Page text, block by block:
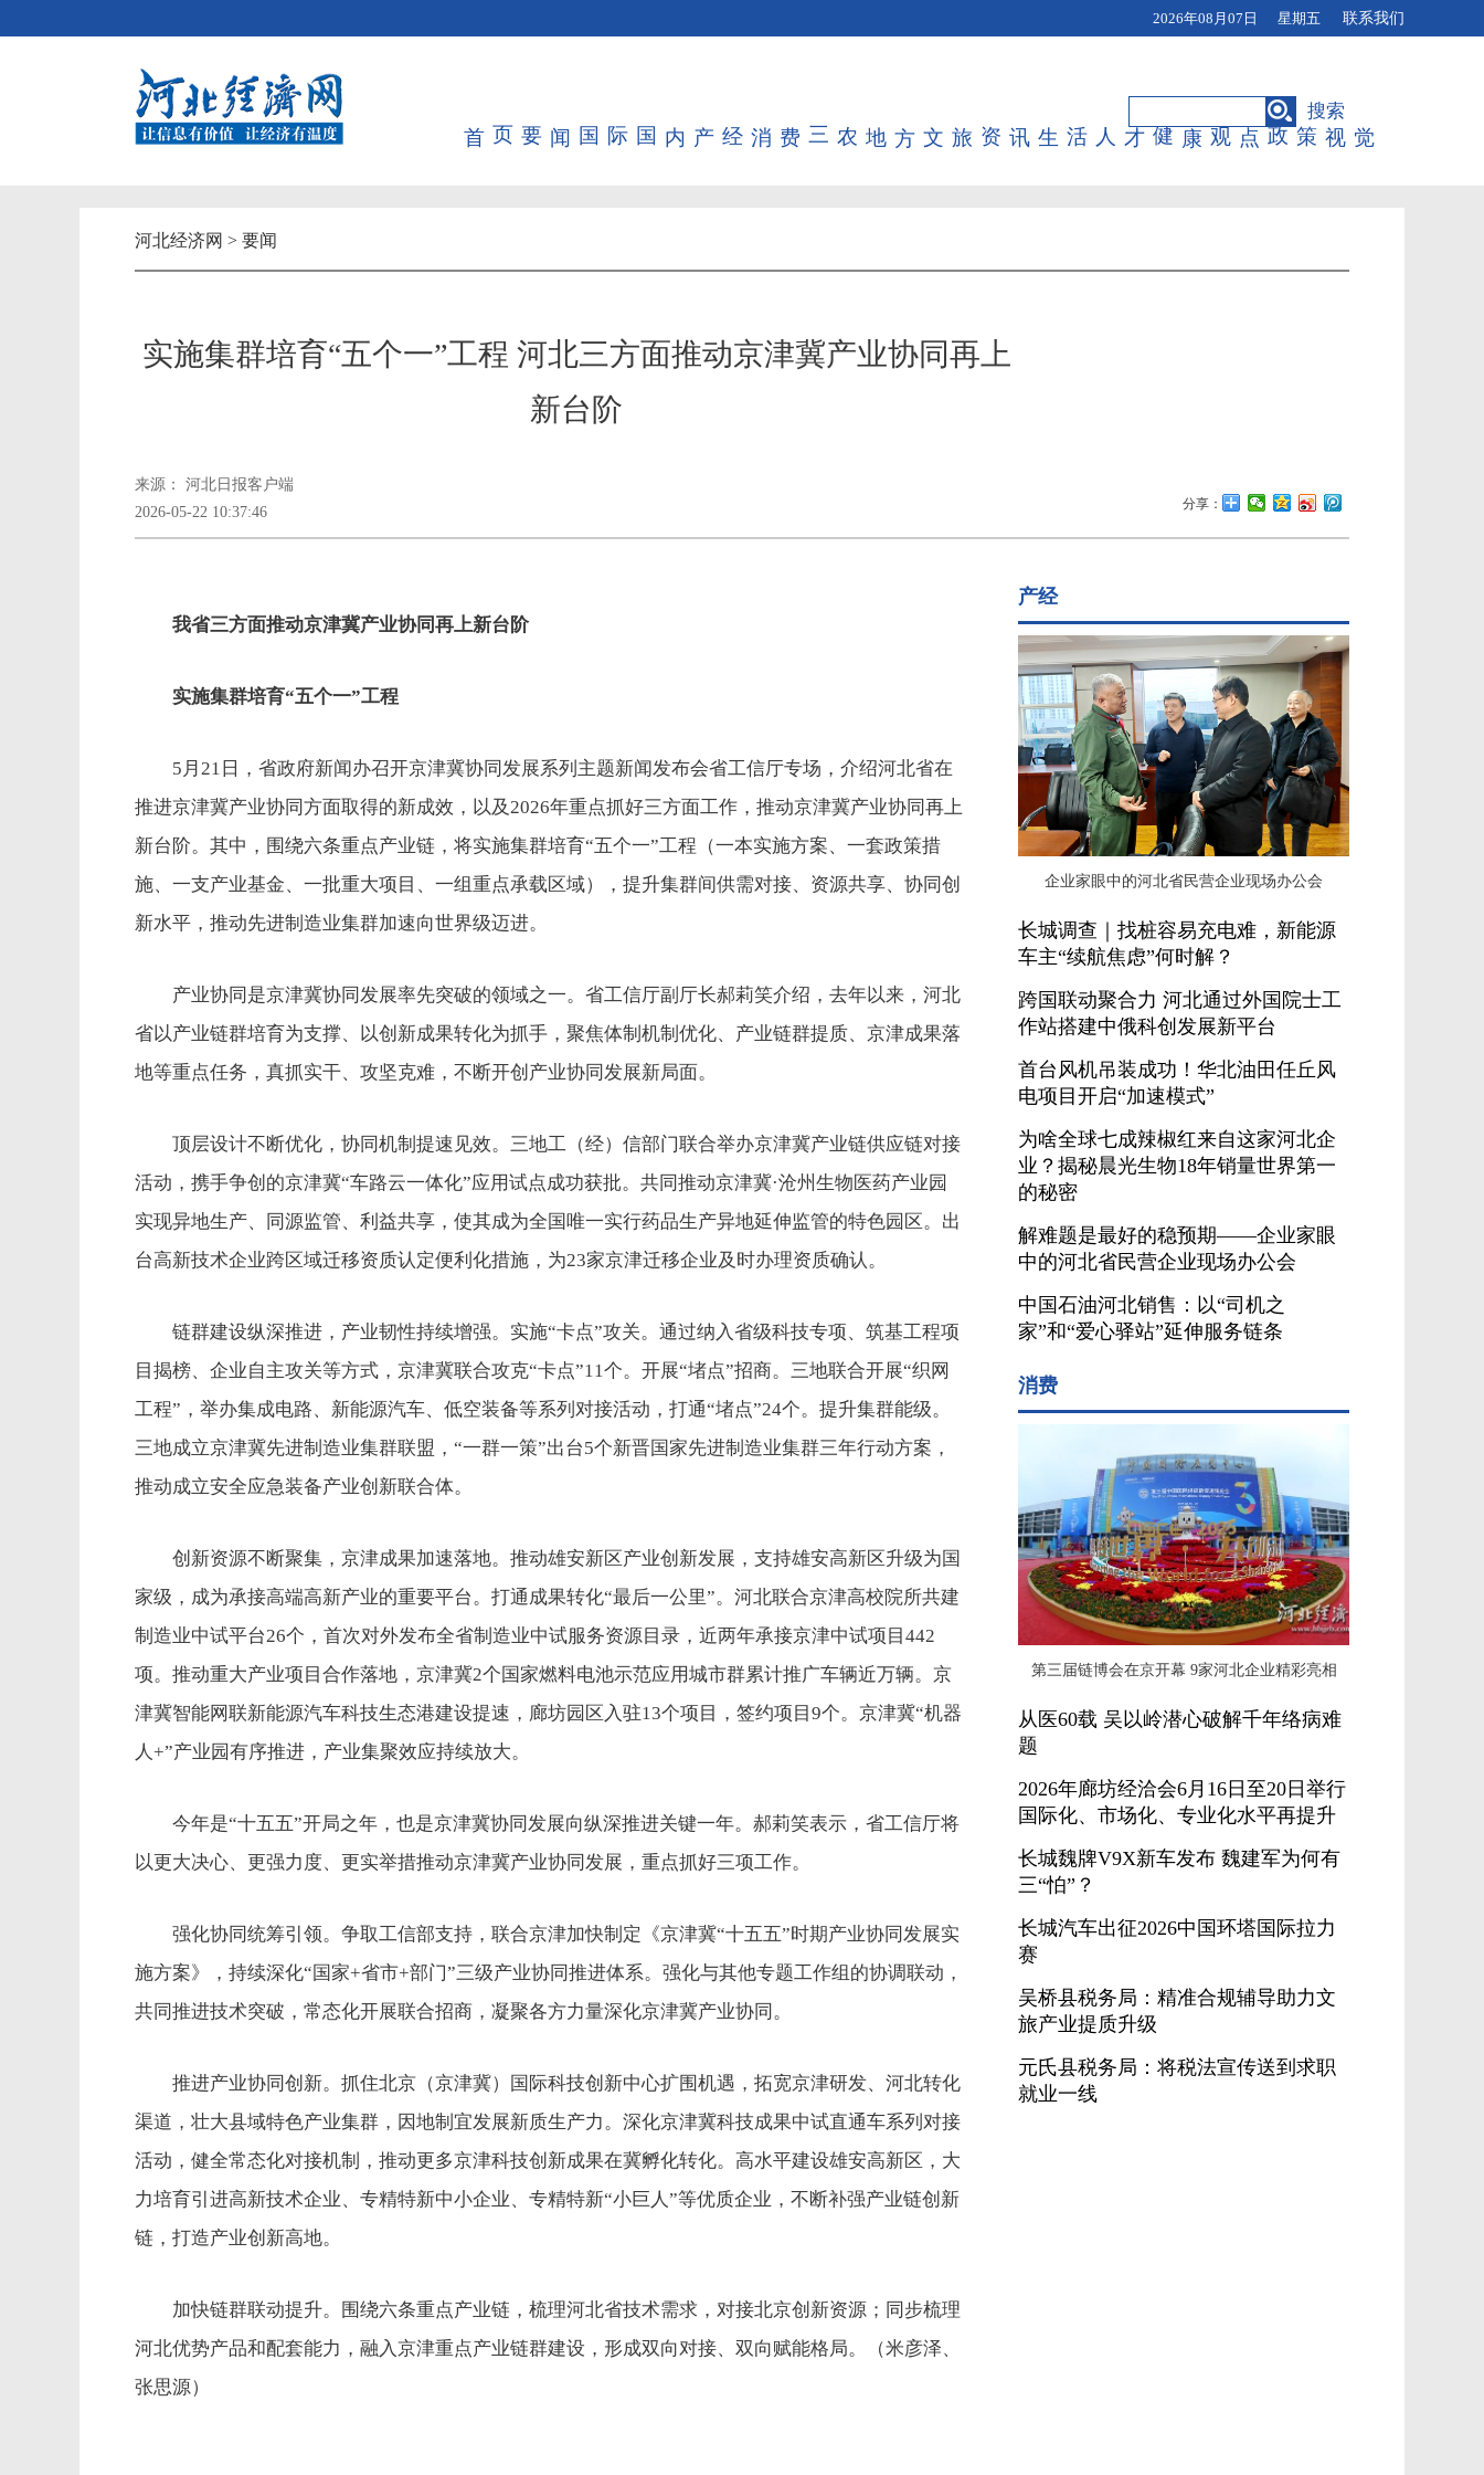
2026年08月07日 星期五 联系我们
政策搜索
河北经济网 > 要闻
实施集群培育“五个一”工程 河北三方面推动京津冀产业协同再上
新台阶
来源： 河北日报客户端
2026-05-22 10:37:46
分享：
我省三方面推动京津冀产业协同再上新台阶
实施集群培育“五个一”工程
5月21日，省政府新闻办召开京津冀协同发展系列主题新闻发布会省工信厅专场，介绍河北省在
推进京津冀产业协同方面取得的新成效，以及2026年重点抓好三方面工作，推动京津冀产业协同再上
新台阶。其中，围绕六条重点产业链，将实施集群培育“五个一”工程（一本实施方案、一套政策措
施、一支产业基金、一批重大项目、一组重点承载区域），提升集群间供需对接、资源共享、协同创
新水平，推动先进制造业集群加速向世界级迈进。
产业协同是京津冀协同发展率先突破的领域之一。省工信厅副厅长郝莉笑介绍，去年以来，河北
省以产业链群培育为支撑、以创新成果转化为抓手，聚焦体制机制优化、产业链群提质、京津成果落
地等重点任务，真抓实干、攻坚克难，不断开创产业协同发展新局面。
顶层设计不断优化，协同机制提速见效。三地工（经）信部门联合举办京津冀产业链供应链对接
活动，携手争创的京津冀“车路云一体化”应用试点成功获批。共同推动京津冀·沧州生物医药产业园
实现异地生产、同源监管、利益共享，使其成为全国唯一实行药品生产异地延伸监管的特色园区。出
台高新技术企业跨区域迁移资质认定便利化措施，为23家京津迁移企业及时办理资质确认。
链群建设纵深推进，产业韧性持续增强。实施“卡点”攻关。通过纳入省级科技专项、筑基工程项
目揭榜、企业自主攻关等方式，京津冀联合攻克“卡点”11个。开展“堵点”招商。三地联合开展“织网
工程”，举办集成电路、新能源汽车、低空装备等系列对接活动，打通“堵点”24个。提升集群能级。
三地成立京津冀先进制造业集群联盟，“一群一策”出台5个新晋国家先进制造业集群三年行动方案，
推动成立安全应急装备产业创新联合体。
创新资源不断聚集，京津成果加速落地。推动雄安新区产业创新发展，支持雄安高新区升级为国
家级，成为承接高端高新产业的重要平台。打通成果转化“最后一公里”。河北联合京津高校院所共建
制造业中试平台26个，首次对外发布全省制造业中试服务资源目录，近两年承接京津中试项目442
项。推动重大产业项目合作落地，京津冀2个国家燃料电池示范应用城市群累计推广车辆近万辆。京
津冀智能网联新能源汽车科技生态港建设提速，廊坊园区入驻13个项目，签约项目9个。京津冀“机器
人+”产业园有序推进，产业集聚效应持续放大。
今年是“十五五”开局之年，也是京津冀协同发展向纵深推进关键一年。郝莉笑表示，省工信厅将
以更大决心、更强力度、更实举措推动京津冀产业协同发展，重点抓好三项工作。
强化协同统筹引领。争取工信部支持，联合京津加快制定《京津冀“十五五”时期产业协同发展实
施方案》，持续深化“国家+省市+部门”三级产业协同推进体系。强化与其他专题工作组的协调联动，
共同推进技术突破，常态化开展联合招商，凝聚各方力量深化京津冀产业协同。
推进产业协同创新。抓住北京（京津冀）国际科技创新中心扩围机遇，拓宽京津研发、河北转化
渠道，壮大县域特色产业集群，因地制宜发展新质生产力。深化京津冀科技成果中试直通车系列对接
活动，健全常态化对接机制，推动更多京津科技创新成果在冀孵化转化。高水平建设雄安高新区，大
力培育引进高新技术企业、专精特新中小企业、专精特新“小巨人”等优质企业，不断补强产业链创新
链，打造产业创新高地。
加快链群联动提升。围绕六条重点产业链，梳理河北省技术需求，对接北京创新资源；同步梳理
河北优势产品和配套能力，融入京津重点产业链群建设，形成双向对接、双向赋能格局。（米彦泽、
张思源）
产经
企业家眼中的河北省民营企业现场办公会
长城调查｜找桩容易充电难，新能源
车主“续航焦虑”何时解？
跨国联动聚合力 河北通过外国院士工
作站搭建中俄科创发展新平台
首台风机吊装成功！华北油田任丘风
电项目开启“加速模式”
为啥全球七成辣椒红来自这家河北企
业？揭秘晨光生物18年销量世界第一
的秘密
解难题是最好的稳预期——企业家眼
中的河北省民营企业现场办公会
中国石油河北销售：以“司机之
家”和“爱心驿站”延伸服务链条
消费
第三届链博会在京开幕 9家河北企业精彩亮相
从医60载 吴以岭潜心破解千年络病难
题
2026年廊坊经洽会6月16日至20日举行
国际化、市场化、专业化水平再提升
长城魏牌V9X新车发布 魏建军为何有
三“怕”？
长城汽车出征2026中国环塔国际拉力
赛
吴桥县税务局：精准合规辅导助力文
旅产业提质升级
元氏县税务局：将税法宣传送到求职
就业一线